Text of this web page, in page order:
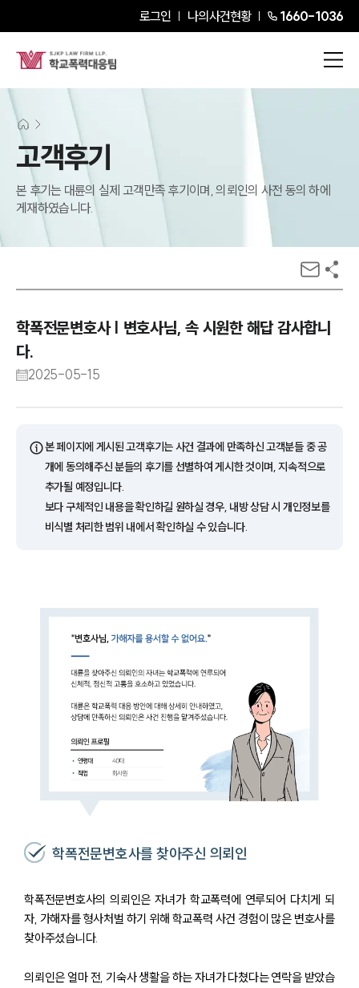
로그인 나의사건현황 1660-1036
고객후기
본 후기는 대륜의 실제 고객만족 후기이며, 의뢰인의 사전 동의 하에
게재하였습니다.
학폭전문변호사 | 변호사님, 속 시원한 해답 감사합니
다.
2025-05-15
ⓘ본 페이지에 게시된 고객후기는 사건 결과에 만족하신 고객분들 중 공
개에 동의해주신 분들의 후기를 선별하여 게시한 것이며, 지속적으로
추가될 예정입니다.
보다 구체적인 내용을 확인하길 원하실 경우, 내방 상담 시 개인정보를
비식별 처리한 범위 내에서 확인하실 수 있습니다.
학폭전문변호사를 찾아주신 의뢰인
학폭전문변호사의 의뢰인은 자녀가 학교폭력에 연루되어 다치게 되
자, 가해자를 형사처벌 하기 위해 학교폭력 사건 경험이 많은 변호사를
찾아주셨습니다.
의뢰인은 얼마 전, 기숙사 생활을 하는 자녀가 다쳤다는 연락을 받았습